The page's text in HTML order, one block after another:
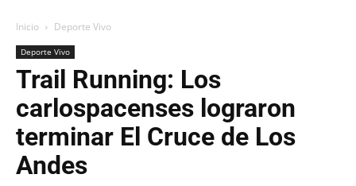
Inicio Deporte Vivo
Deporte Vivo
Trail Running: Los
carlospacenses lograron
terminar El Cruce de Los
Andes